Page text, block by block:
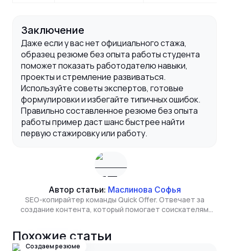
Заключение
Даже если у вас нет официального стажа,
образец резюме без опыта работы студента
поможет показать работодателю навыки,
проекты и стремление развиваться.
Используйте советы экспертов, готовые
формулировки и избегайте типичных ошибок.
Правильно составленное резюме без опыта
работы пример даст шанс быстрее найти
первую стажировку или работу.
Автор статьи: Маслинова Софья
SEO-копирайтер команды Quick Offer. Отвечает за
создание контента, который помогает соискателям
и экономику в Высшей школе экономики.
Похожие статьи
Создаем резюме